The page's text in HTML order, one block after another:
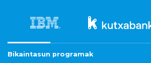
Bikaintasun programak